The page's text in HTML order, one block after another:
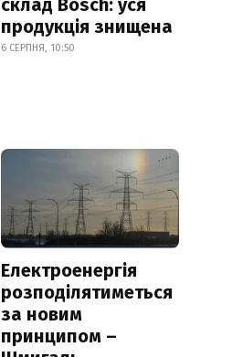
склад Bosch: уся
продукція знищена
6 СЕРПНЯ, 10:50
Електроенергія
розподілятиметься
за новим
принципом –